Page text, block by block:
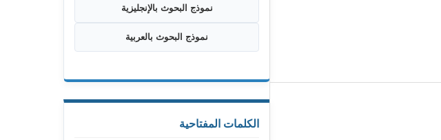
نموذج البحوث بالإنجليزية
نموذج البحوث بالعربية
الكلمات المفتاحية